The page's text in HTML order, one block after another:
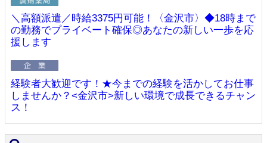
＼高額派遣／時給3375円可能！〈金沢市〉◆18時まで
の勤務でプライベート確保◎あなたの新しい一歩を応
援します
経験者大歓迎です！★今までの経験を活かしてお仕事
しませんか？<金沢市>新しい環境で成長できるチャン
ス！